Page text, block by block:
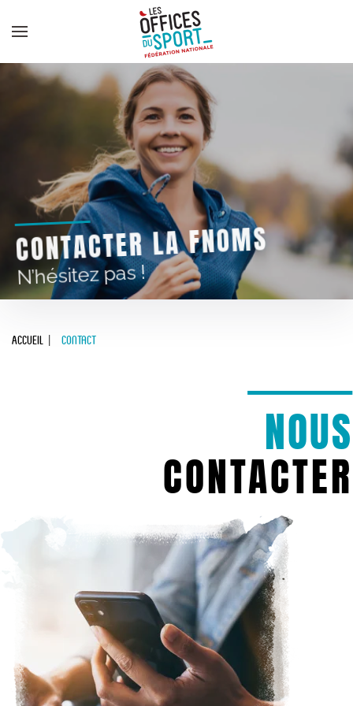
CONTACTER LA FNOMS
N’hésitez pas !
Accueil Contact
NOUS
CONTACTER
Panneau de gestion des cookies